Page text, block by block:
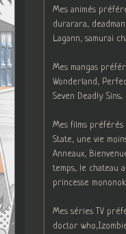
Mes animés
durarara,
Lagann, samurai
Mes mangas
Wonderland,
Seven Deadly Sins...
Mes films préférés
State, une vie
Anneaux,
temps, le chateau
princesse
Mes séries TV
doctor